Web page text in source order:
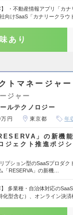
】 ・不動産情報アプリ「カ
向けSaaS「カナリークラ
あり
トマネージャー
ジャー
ルテクノロジー
円 東京都 年
」の新機
ジェクト推進ポジシ
プション型のSaaSプロダ
「RESERVA」の新機…
】 多業種・自治体対応の
化型含む）、オンライン決済